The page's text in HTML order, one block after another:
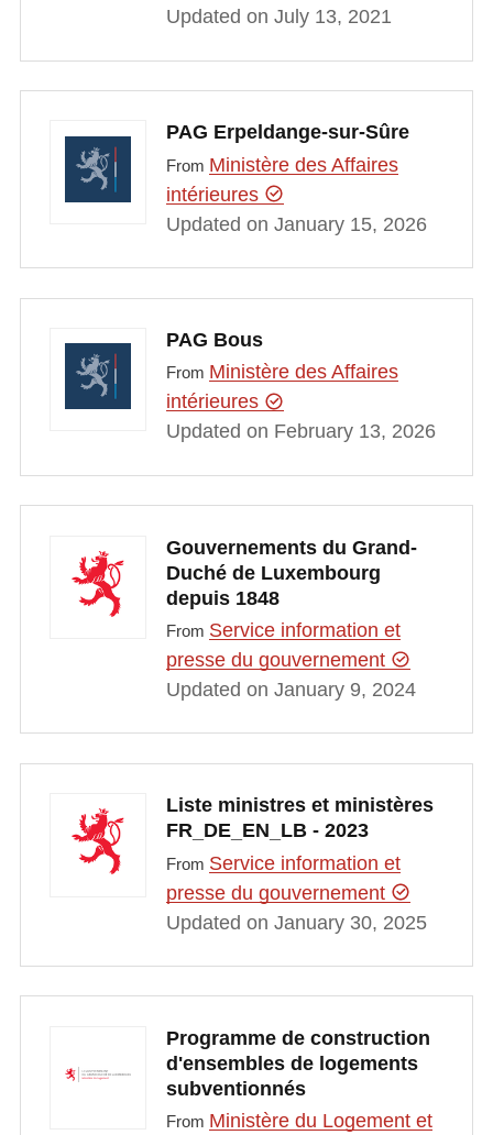
Updated on July 13, 2021
PAG Erpeldange-sur-Sûre
From Ministère des Affaires
intérieures
Updated on January 15, 2026
PAG Bous
From Ministère des Affaires
intérieures
Updated on February 13, 2026
Gouvernements du Grand-
Duché de Luxembourg
depuis 1848
From Service information et
presse du gouvernement
Updated on January 9, 2024
Liste ministres et ministères
FR_DE_EN_LB - 2023
From Service information et
presse du gouvernement
Updated on January 30, 2025
Programme de construction
d'ensembles de logements
subventionnés
From Ministère du Logement et